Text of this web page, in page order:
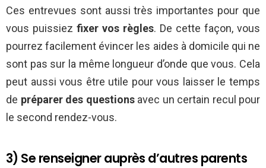
Ces entrevues sont aussi très importantes pour que
vous puissiez fixer vos règles. De cette façon, vous
pourrez facilement évincer les aides à domicile qui ne
sont pas sur la même longueur d’onde que vous. Cela
peut aussi vous être utile pour vous laisser le temps
de préparer des questionsavec un certain recul pour
le second rendez-vous.
3) Se renseigner auprès d’autres parents